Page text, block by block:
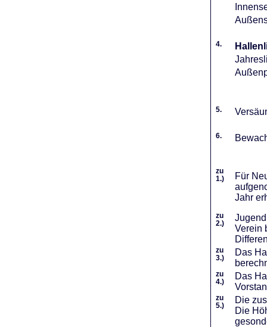
4.
5.
6.
zu
1.)
Für
Jahr
zu
2.)
Verein
zu
3.)
Das
zu
4.)
Das
zu
5.)
Die
Die